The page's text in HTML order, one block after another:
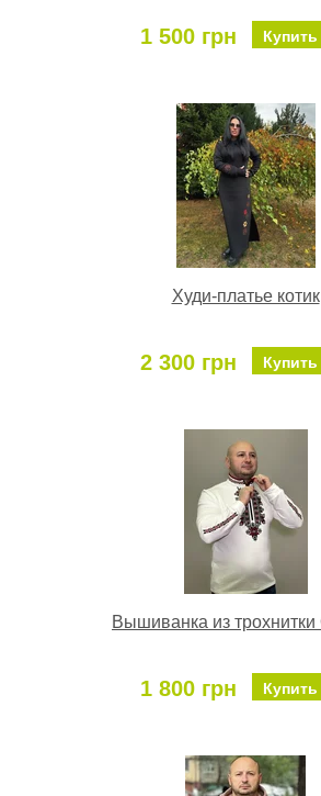
1 500 грн Купить
Худи-платье котик
2 300 грн Купить
Вышиванка из трохнитки
1 800 грн Купить